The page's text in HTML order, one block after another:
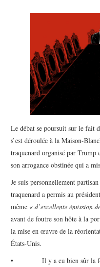
HISTOIRE
CULTURE
SPORT
Le débat se poursuit sur le fait
s’est déroulée à la Maison-
traquenard organisé par Trump
son arrogance obstinée qui a
Je suis personnellement
traquenard a permis au
même «d’excellente émission
avant de foutre son hôte à la
la mise en œuvre de la
États-Unis.
• Il y a eu bien sûr la